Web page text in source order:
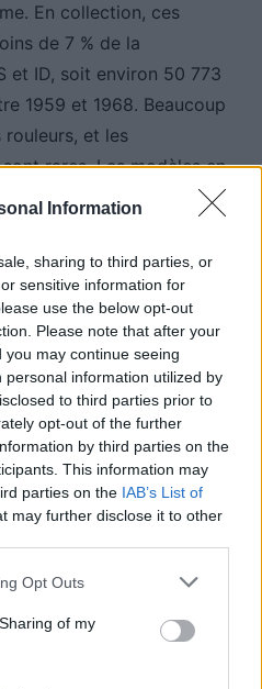
Information
sharing to third parties, or
sensitive information for
use the below opt-out
Please note that after your
may continue seeing
information utilized by
to third parties prior to
opt-out of the further
by third parties on the
This information may
parties on the IAB’s List of
may further disclose it to other
Opt Outs
of my
En collection, ces
de 7 % de la
et ID, soit environ 50 773
1959 et 1968. Beaucoup
et les
rares. Les modèles en
de 28 000 €, un prix
Vous